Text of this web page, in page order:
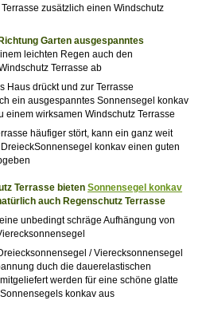
zusätzlich einen Windschutz
Garten ausgespanntes
leichten Regen auch den
Terrasse ab
Haus drückt und zur Terrasse
ein ausgespanntes Sonnensegel konkav
einem wirksamen Windschutz Terrasse
häufiger stört, kann ein ganz weit
konkav einen guten
Terrasse bieten Sonnensegel konkav
auch Regenschutz Terrasse
unbedingt schräge Aufhängung von
/ Vierecksonnensegel
duch die dauerelastischen
werden für eine schöne glatte
konkav aus